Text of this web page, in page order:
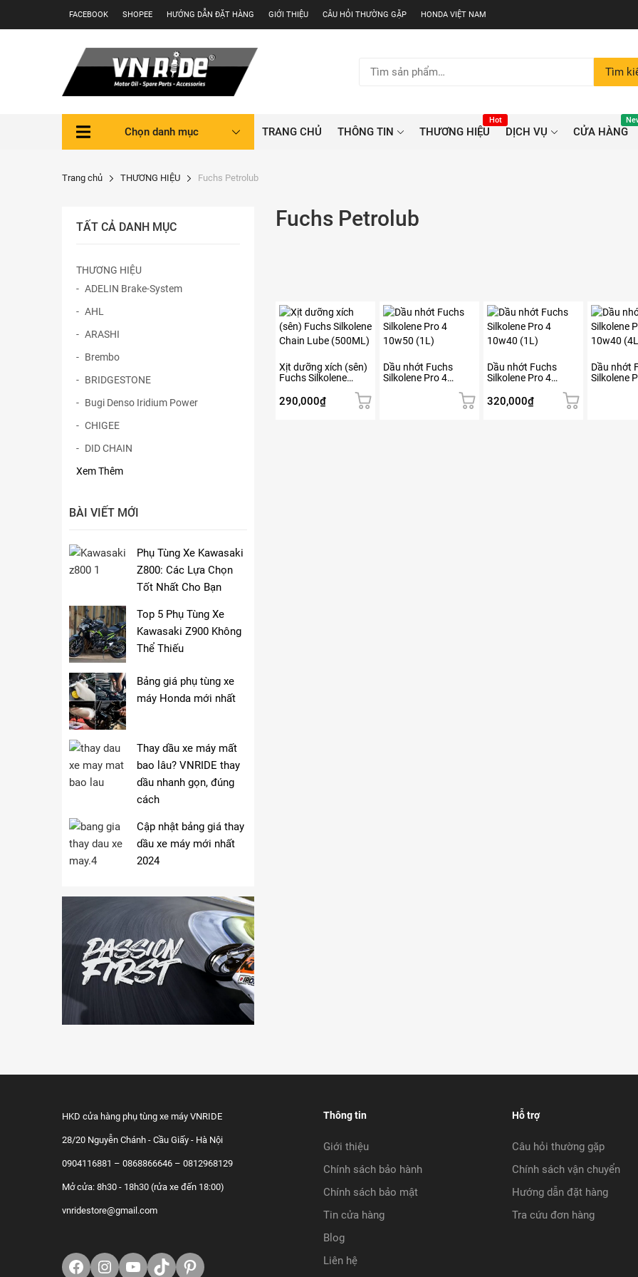
FACEBOOK SHOPEE HƯỚNG DẪN ĐẶT HÀNG GIỚI THIỆU CÂU HỎI THƯỜNG GẶP HONDA VIỆT NAM
kiếm:
Tìm
Chọn danh mục TRANG CHỦ THÔNG TIN THƯƠNG HIỆU
Hot
DỊCH VỤ CỬA HÀNG
Trang chủ THƯƠNG HIỆU Fuchs Petrolub
TẤT CẢ DANH MỤC
THƯƠNG HIỆU
ADELIN Brake-System
AHL
ARASHI
Brembo
BRIDGESTONE
Bugi Denso Iridium Power
CHIGEE
DID CHAIN
Xem Thêm
BÀI VIẾT MỚI
Phụ Tùng Xe Kawasaki
Z800: Các Lựa Chọn
Tốt Nhất Cho Bạn
Top 5 Phụ Tùng Xe
Kawasaki Z900 Không
Thể Thiếu
Bảng giá phụ tùng xe
máy Honda mới nhất
Thay dầu xe máy mất
bao lâu? VNRIDE thay
dầu nhanh gọn, đúng
cách
Cập nhật bảng giá thay
dầu xe máy mới nhất
2024
Fuchs Petrolub
Xịt dưỡng xích (sên)
Fuchs Silkolene
290,000₫
Dầu nhớt Fuchs
Silkolene Pro 4
Dầu nhớt Fuchs
Silkolene Pro 4
320,000₫
Dầu nhớt
Silkolene
HKD cửa hàng phụ tùng xe máy VNRIDE
28/20 Nguyễn Chánh - Cầu Giấy - Hà Nội
0904116881 – 0868866646 – 0812968129
Mở cửa: 8h30 - 18h30 (rửa xe đến 18:00)
vnridestore@gmail.com
Facebook
Instagram
Youtube
TikTokhttps://www.pinterest.com/vnridestore/
Thông tin
Giới thiệu
Chính sách bảo hành
Chính sách bảo mật
Tin cửa hàng
Blog
Liên hệ
Hỗ trợ
Câu hỏi thường gặp
Chính sách vận chuyển
Hướng dẫn đặt hàng
Tra cứu đơn hàng